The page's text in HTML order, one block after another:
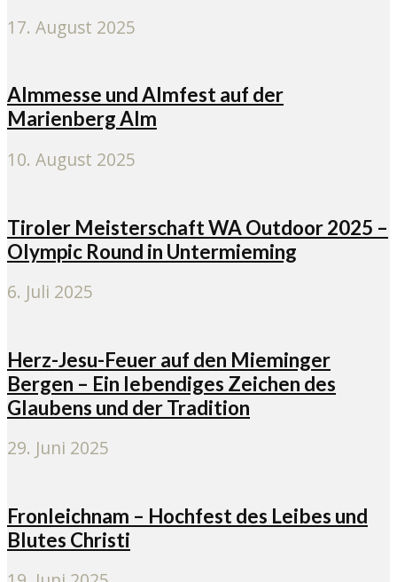
17. August 2025
Almmesse und Almfest auf der
Marienberg Alm
10. August 2025
Tiroler Meisterschaft WA Outdoor 2025 –
Olympic Round in Untermieming
6. Juli 2025
Herz-Jesu-Feuer auf den Mieminger
Bergen – Ein lebendiges Zeichen des
Glaubens und der Tradition
29. Juni 2025
Fronleichnam – Hochfest des Leibes und
Blutes Christi